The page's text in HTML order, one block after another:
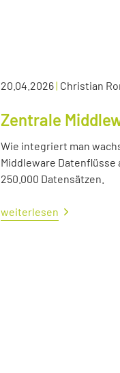
20.04.2026| Christian
Zentrale
Wie integriert man
Middleware
250.000 Datensätzen.
weiterlesen